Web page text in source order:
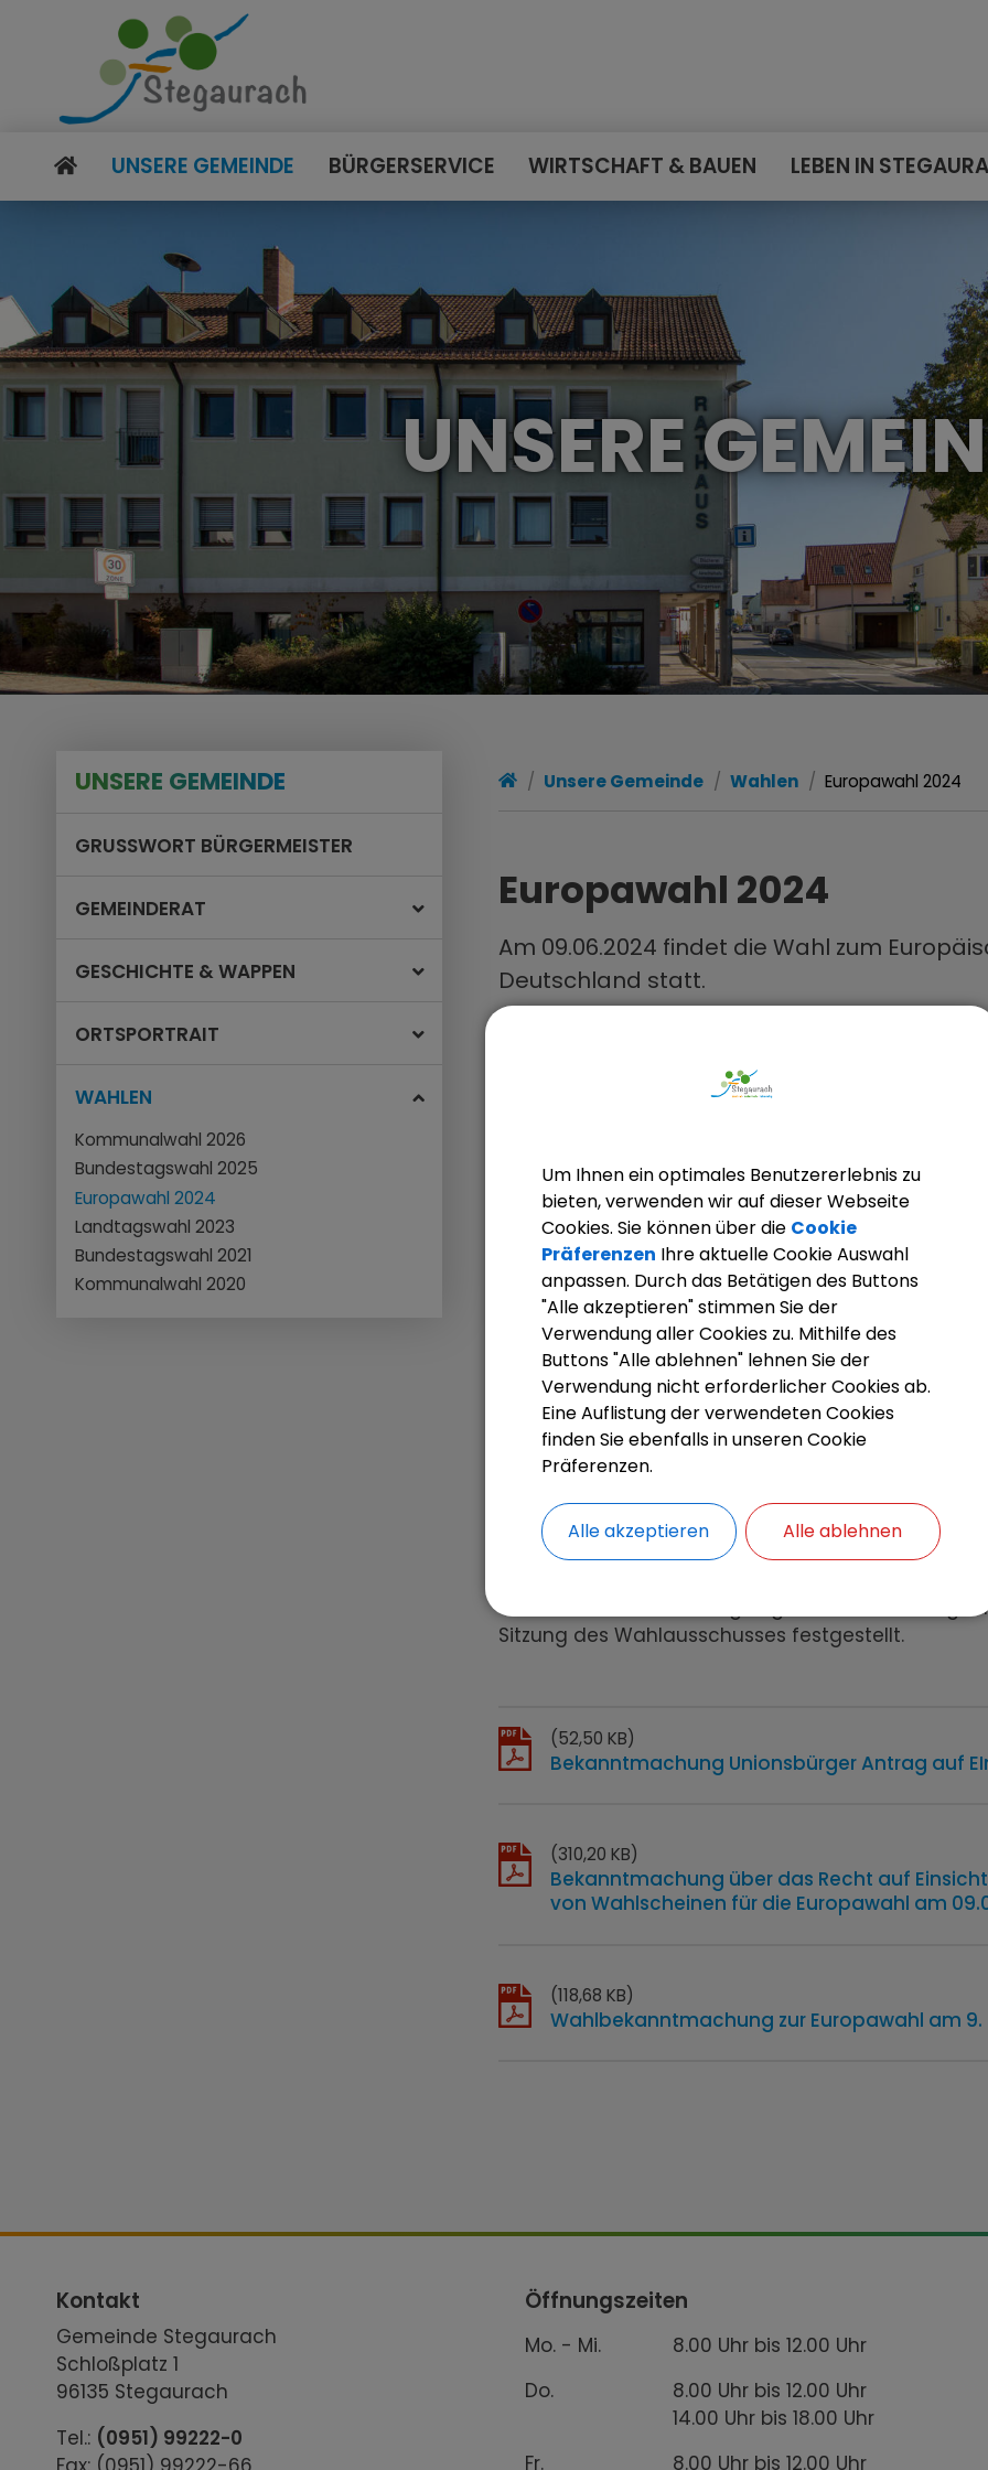
UNSERE GEMEINDE BÜRGERSERVICE WIRTSCHAFT & BAUEN LEBEN IN
UNSERE
UNSERE GEMEINDE
GRUSSWORT BÜRGERMEISTER
GEMEINDERAT
GESCHICHTE & WAPPEN
ORTSPORTRAIT
WAHLEN
Kommunalwahl 2026
Bundestagswahl 2025
Europawahl 2024
Landtagswahl 2023
Bundestagswahl 2021
Kommunalwahl 2020
Unsere Gemeinde Wahlen Europawahl 2024
Europawahl 2024
Am 09.06.2024 findet die Wahl zum
Deutschland statt.
Die Antragsvordrucke und informierende
www.bundeswahlleiter.de/europawahlen/2024/
Zur Europawahl am 9. Juni 2024 bietet das
Wahllokale wieder seinen gewohnten Service für
Wahlergebnisse aus den jeweils zugehörigen
Internet gestellt und können unmittelbar dort
Unter diesem Linkhiergibt es bereits jetzt weitere
finden Sie dort zeitnah auch alle eingehenden
dem Internet zu entnehmen:
· Ergebnisse der Parteien in Prozent (Grafik)
· absolute Stimmenzahl und Prozentanteile
· Zahl der Wahlberechtigten, der Wähler und
· Zahl der gültigen und ungültigen Stimmen.
Mit ersten Ergebnissen der 36 Gemeinden des
Uhr zu rechnen. Das endgültige amtliche
Sitzung des Wahlausschusses festgestellt.
(52,50 KB)
Bekanntmachung Unionsbürger Antrag auf
(310,20 KB)
Bekanntmachung über das Recht auf
von Wahlscheinen für die Europawahl am
(118,68 KB)
Wahlbekanntmachung zur Europawahl am
Kontakt
Gemeinde Stegaurach
Schloßplatz 1
96135 Stegaurach
Tel.: (0951) 99222-0
Öffnungszeiten
Mo. - Mi.
8.00 Uhr bis 12.00 Uhr
Do.
8.00 Uhr bis 12.00 Uhr
14.00 Uhr bis 18.00 Uhr
Fr.
8.00 Uhr bis 12.00 Uhr
Um Ihnen ein optimales Benutzererlebnis zu
bieten, verwenden wir auf dieser Webseite
Cookies. Sie können über die Cookie
Präferenzen Ihre aktuelle Cookie Auswahl
anpassen. Durch das Betätigen des Buttons
"Alle akzeptieren" stimmen Sie der
Verwendung aller Cookies zu. Mithilfe des
Buttons "Alle ablehnen" lehnen Sie der
Verwendung nicht erforderlicher Cookies ab.
Eine Auflistung der verwendeten Cookies
finden Sie ebenfalls in unseren Cookie
Präferenzen.
Alle akzeptieren Alle ablehnen